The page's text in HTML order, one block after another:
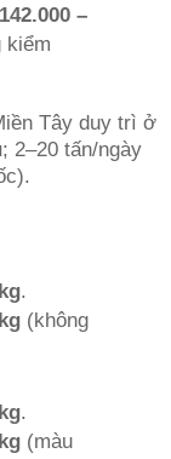
142.000 –
kiểm
Tây duy trì ở
; 2–20 tấn/ngày
.
(không
.
(màu